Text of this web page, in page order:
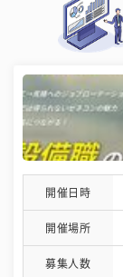
開催日時
開催場所
募集人数